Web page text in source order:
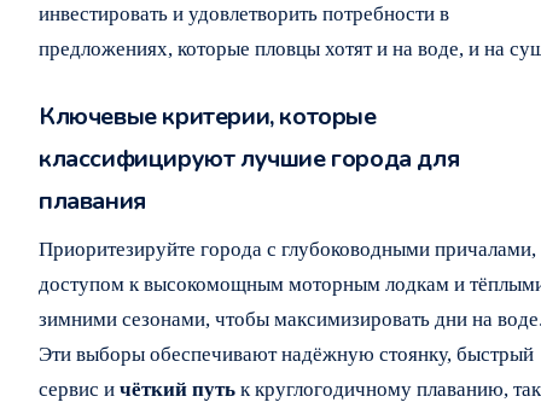
инвестировать и удовлетворить потребности в
предложениях, которые пловцы хотят и на воде, и на
Ключевые критерии, которые
классифицируют лучшие города для
плавания
Приоритезируйте города с глубоководными причалами,
доступом к высокомощным моторным лодкам и
зимними сезонами, чтобы максимизировать дни на
Эти выборы обеспечивают надёжную стоянку, быстрый
сервис и чёткий путь к круглогодичному плаванию, так